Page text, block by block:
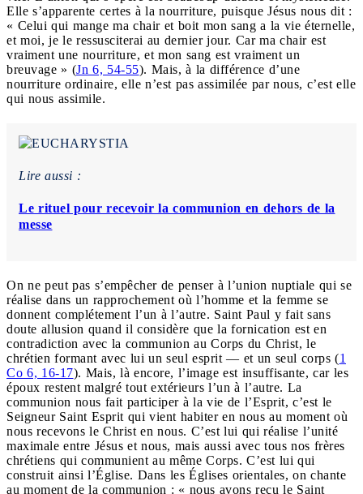
Elle s’apparente certes à la nourriture, puisque Jésus nous dit :
« Celui qui mange ma chair et boit mon sang a la vie éternelle,
et moi, je le ressusciterai au dernier jour. Car ma chair est
vraiment une nourriture, et mon sang est vraiment un
breuvage » (Jn 6, 54-55). Mais, à la différence d’une
nourriture ordinaire, elle n’est pas assimilée par nous, c’est elle
qui nous assimile.
Lire aussi :
Le rituel pour recevoir la communion en dehors de la
messe
On ne peut pas s’empêcher de penser à l’union nuptiale qui se
réalise dans un rapprochement où l’homme et la femme se
donnent complétement l’un à l’autre. Saint Paul y fait sans
doute allusion quand il considère que la fornication est en
contradiction avec la communion au Corps du Christ, le
chrétien formant avec lui un seul esprit — et un seul corps (1
Co 6, 16-17). Mais, là encore, l’image est insuffisante, car les
époux restent malgré tout extérieurs l’un à l’autre. La
communion nous fait participer à la vie de l’Esprit, c’est le
Seigneur Saint Esprit qui vient habiter en nous au moment où
nous recevons le Christ en nous. C’est lui qui réalise l’unité
maximale entre Jésus et nous, mais aussi avec tous nos frères
chrétiens qui communient au même Corps. C’est lui qui
construit ainsi l’Église. Dans les Églises orientales, on chante
au moment de la communion : « nous avons reçu le Saint